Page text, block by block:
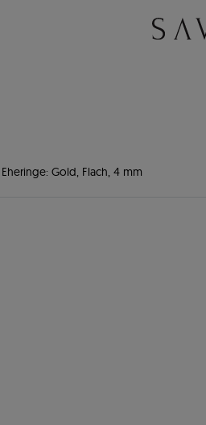
Eheringe: Gold, Flach, 4 mm